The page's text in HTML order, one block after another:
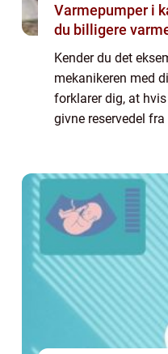
Varmepumper i
du billigere
Kender du det
mekanikeren med
forklarer dig, at
givne reservedel